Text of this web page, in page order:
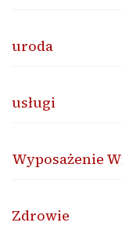
uroda
usługi
Wyposażenie
Zdrowie